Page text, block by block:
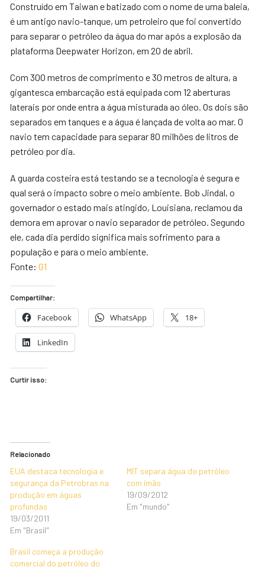
Construído em Taiwan e batizado com o nome de uma baleia,
é um antigo navio-tanque, um petroleiro que foi convertido
para separar o petróleo da água do mar após a explosão da
plataforma Deepwater Horizon, em 20 de abril.
Com 300 metros de comprimento e 30 metros de altura, a
gigantesca embarcação está equipada com 12 aberturas
laterais por onde entra a água misturada ao óleo. Os dois são
separados em tanques e a água é lançada de volta ao mar. O
navio tem capacidade para separar 80 milhões de litros de
petróleo por dia.
A guarda costeira está testando se a tecnologia é segura e
qual será o impacto sobre o meio ambiente. Bob Jindal, o
governador o estado mais atingido, Louisiana, reclamou da
demora em aprovar o navio separador de petróleo. Segundo
ele, cada dia perdido significa mais sofrimento para a
população e para o meio ambiente.
Fonte:G1
Compartilhar:
Facebook WhatsApp 18+
LinkedIn
Curtir isso:
Relacionado
EUA destaca tecnologia e
segurança da Petrobras na
produção em águas
profundas
19/03/2011
Em "Brasil"
MIT separa água do petróleo
com ímãs
19/09/2012
Em "mundo"
Brasil começa a produção
comercial do petróleo do